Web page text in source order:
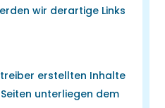
wir derartige Links
erstellten Inhalte
unterliegen dem